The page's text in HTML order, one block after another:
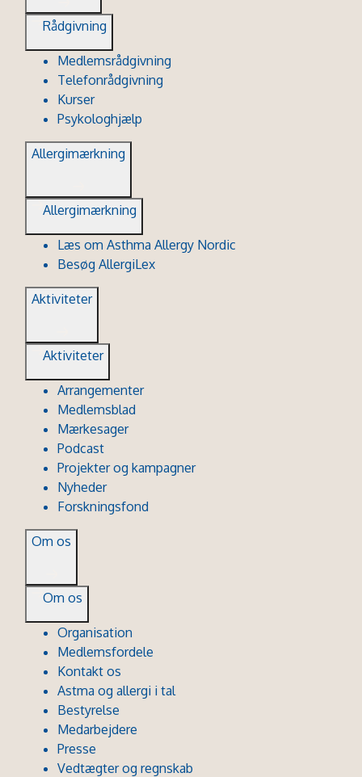
Rådgivning
Medlemsrådgivning
Telefonrådgivning
Kurser
Psykologhjælp
Allergimærkning
Allergimærkning
Læs om Asthma Allergy Nordic
Besøg AllergiLex
Aktiviteter
Aktiviteter
Arrangementer
Medlemsblad
Mærkesager
Podcast
Projekter og kampagner
Nyheder
Forskningsfond
Om os
Om os
Organisation
Medlemsfordele
Kontakt os
Astma og allergi i tal
Bestyrelse
Medarbejdere
Presse
Vedtægter og regnskab